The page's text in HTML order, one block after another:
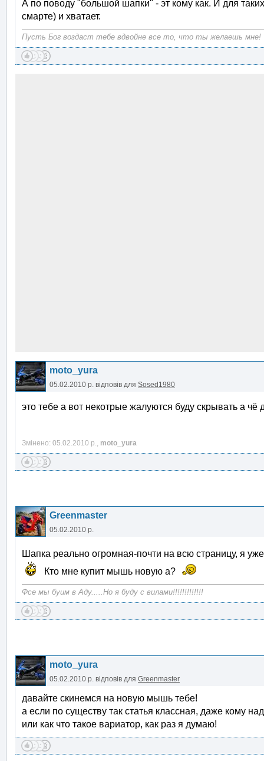
А по поводу "большой шапки" - эт кому как. И для
смарте) и хватает.
Пусть Бог воздаст тебе вдвойне все то, что ты желаешь мне!
moto_yura
05.02.2010 р. відповів для Sosed1980
это тебе а вот некотрые жалуются буду скрывать а чё
Змінено: 05.02.2010 р., moto_yura
Greenmaster
05.02.2010 р.
Шапка реально огромная-почти на всю страницу, я
Кто мне купит мышь новую а?
Фсе мы буим в Аду.....Но я буду с вилами!!!!!!!!!!!!!
moto_yura
05.02.2010 р. відповів для Greenmaster
давайте скинемся на новую мышь тебе!
а если по существу так статья классная, даже кому
или как что такое вариатор, как раз я думаю!